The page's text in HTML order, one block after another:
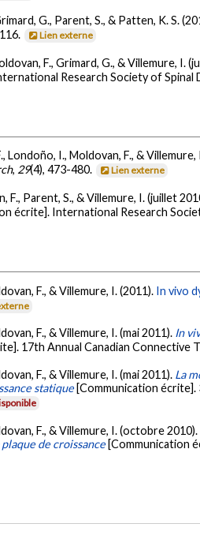
G., Parent, S., & Patten, K. S.
Lien externe
F., Grimard, G., & Villemure, I.
Research Society of Spinal
Londoño, I., Moldovan, F., &
,29(4), 473-480. Lien externe
F., Parent, S., & Villemure, I. (juillet
écrite]. International Research
F., & Villemure, I. (2011). In vivo
F., & Villemure, I. (mai 2011). In
17th Annual Canadian Connective
F., & Villemure, I. (mai 2011). La
statique [Communication
F., & Villemure, I. (octobre 2010).
de croissance [Communication